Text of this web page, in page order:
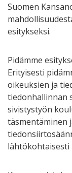
Suomen
esitykseksi.
Pidämme
Erityisesti
oikeuksien ja
tiedonhallinnan
sivistystyön
täsmentäminen
lähtökohtaisesti